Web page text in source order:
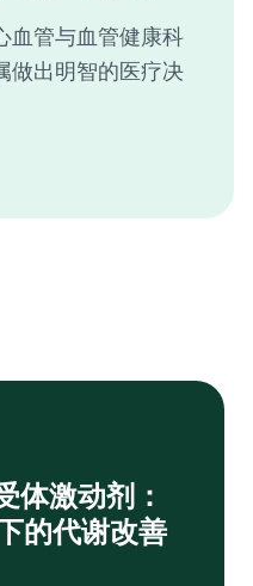
血管与血管健康科
做出明智的医疗决
体激动剂：
的代谢改善